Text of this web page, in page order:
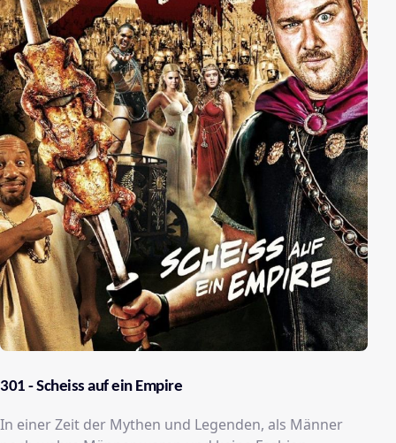
301 - Scheiss auf ein Empire
In einer Zeit der Mythen und Legenden, als Männer